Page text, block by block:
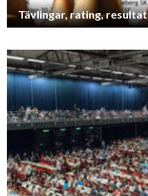
Tävlingar, rating, resultat